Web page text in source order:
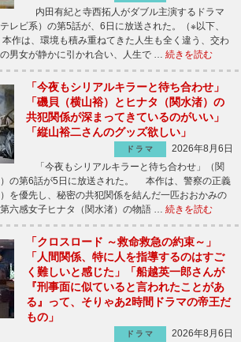
内田有紀と寺西拓人がダブル主演するドラマ
レビ系）の第5話が、6日に放送された。（※以下、
作は、環境も積み重ねてきた人生も全く違う、交わ
男女が静かに引かれ合い、人生で … 続きを読む
「今夜もシリアルキラーと待ち合わせ」
「磯貝（横山裕）とヒナタ（関水渚）の
共犯関係が深まってきているのがいい」
「縦山裕二さんのグッズ欲しい」
ドラマ
2026年8月6日
「今夜もシリアルキラーと待ち合わせ」（関
の第6話が5日に放送された。 本作は、警察の正義
を優先し、秘密の共犯関係を結んだ一匹おおかみの
六感女子ヒナタ（関水渚）の物語 … 続きを読む
「クロスロード ～救命救急の約束～」
「人間関係、特に人を指導するのはすご
く難しいと感じた」「船越英一郎さんが
『刑事面に似ていると言われたことがあ
る』って、そりゃあ2時間ドラマの帝王だ
もの」
ドラマ
2026年8月6日